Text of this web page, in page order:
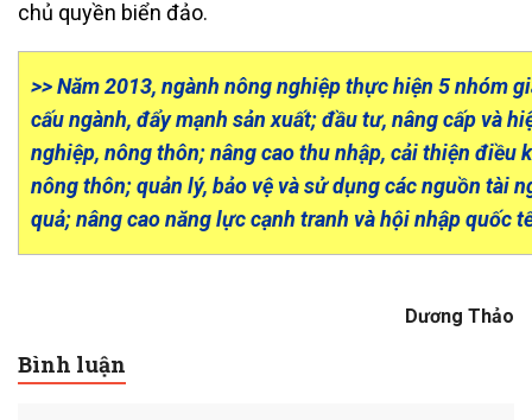
chủ quyền biển đảo.
>> Năm 2013, ngành nông nghiệp thực hiện 5 nhóm
cấu ngành, đẩy mạnh sản xuất; đầu tư, nâng cấp và
nghiệp, nông thôn; nâng cao thu nhập, cải thiện điều
nông thôn; quản lý, bảo vệ và sử dụng các nguồn tài
quả; nâng cao năng lực cạnh tranh và hội nhập quốc
Dương Thảo
Bình luận